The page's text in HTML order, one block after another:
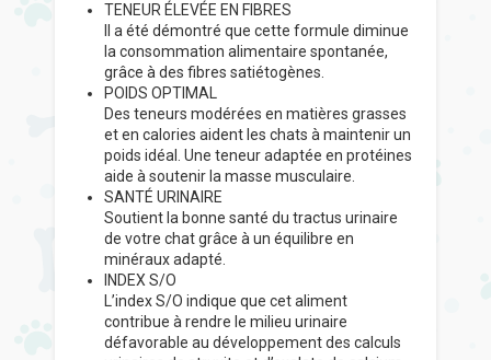
TENEUR ÉLEVÉE EN FIBRES
Il a été démontré que cette formule diminue
la consommation alimentaire spontanée,
grâce à des fibres satiétogènes.
POIDS OPTIMAL
Des teneurs modérées en matières grasses
et en calories aident les chats à maintenir un
poids idéal. Une teneur adaptée en protéines
aide à soutenir la masse musculaire.
SANTÉ URINAIRE
Soutient la bonne santé du tractus urinaire
de votre chat grâce à un équilibre en
minéraux adapté.
INDEX S/O
L’index S/O indique que cet aliment
contribue à rendre le milieu urinaire
défavorable au développement des calculs